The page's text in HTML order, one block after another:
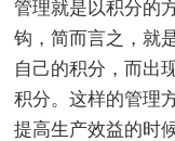
管理就是以积分的
钩，简而言之，就
自己的积分，而出
积分。这样的管理
提高生产效益的时